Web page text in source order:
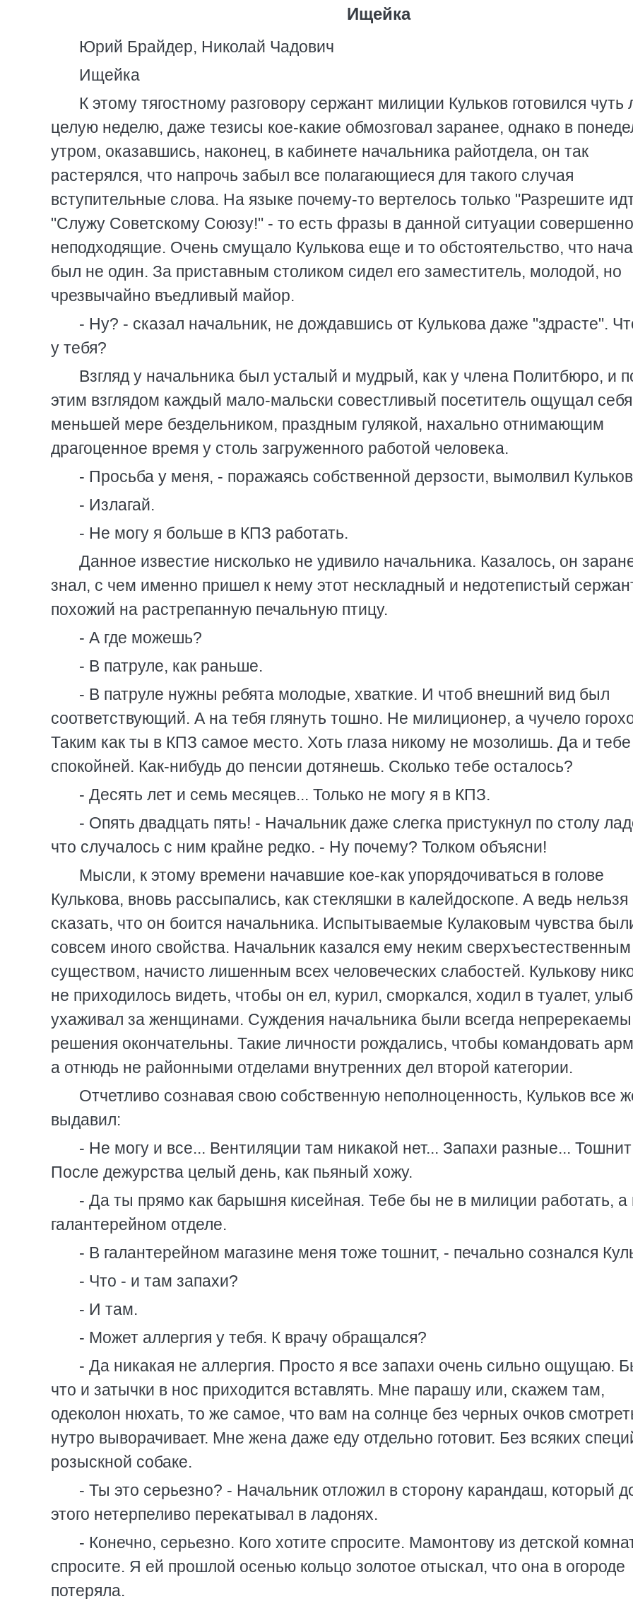
Ищейка
Юрий Брайдер, Николай Чадович
Ищейка
К этому тягостному разговору сержант милиции Кульков готовился чуть
целую неделю, даже тезисы кое-какие обмозговал заранее, однако в
утром, оказавшись, наконец, в кабинете начальника райотдела, он так
растерялся, что напрочь забыл все полагающиеся для такого случая
вступительные слова. На языке почему-то вертелось только "Разрешите
"Служу Советскому Союзу!" - то есть фразы в данной ситуации совершенно
неподходящие. Очень смущало Кулькова еще и то обстоятельство, что
был не один. За приставным столиком сидел его заместитель, молодой, но
чрезвычайно въедливый майор.
- Ну? - сказал начальник, не дождавшись от Кулькова даже "здрасте".
у тебя?
Взгляд у начальника был усталый и мудрый, как у члена Политбюро, и
этим взглядом каждый мало-мальски совестливый посетитель ощущал
меньшей мере бездельником, праздным гулякой, нахально отнимающим
драгоценное время у столь загруженного работой человека.
- Просьба у меня, - поражаясь собственной дерзости, вымолвил
- Излагай.
- Не могу я больше в КПЗ работать.
Данное известие нисколько не удивило начальника. Казалось, он
знал, с чем именно пришел к нему этот нескладный и недотепистый
похожий на растрепанную печальную птицу.
- А где можешь?
- В патруле, как раньше.
- В патруле нужны ребята молодые, хваткие. И чтоб внешний вид был
соответствующий. А на тебя глянуть тошно. Не милиционер, а чучело
Таким как ты в КПЗ самое место. Хоть глаза никому не мозолишь. Да и тебе
спокойней. Как-нибудь до пенсии дотянешь. Сколько тебе осталось?
- Десять лет и семь месяцев... Только не могу я в КПЗ.
- Опять двадцать пять! - Начальник даже слегка пристукнул по столу
что случалось с ним крайне редко. - Ну почему? Толком объясни!
Мысли, к этому времени начавшие кое-как упорядочиваться в голове
Кулькова, вновь рассыпались, как стекляшки в калейдоскопе. А ведь
сказать, что он боится начальника. Испытываемые Кулаковым чувства
совсем иного свойства. Начальник казался ему неким сверхъестественным
существом, начисто лишенным всех человеческих слабостей. Кулькову
не приходилось видеть, чтобы он ел, курил, сморкался, ходил в туалет,
ухаживал за женщинами. Суждения начальника были всегда
решения окончательны. Такие личности рождались, чтобы командовать
а отнюдь не районными отделами внутренних дел второй категории.
Отчетливо сознавая свою собственную неполноценность, Кульков все
выдавил:
- Не могу и все... Вентиляции там никакой нет... Запахи разные...
После дежурства целый день, как пьяный хожу.
- Да ты прямо как барышня кисейная. Тебе бы не в милиции работать, а
галантерейном отделе.
- В галантерейном магазине меня тоже тошнит, - печально сознался
- Что - и там запахи?
- И там.
- Может аллергия у тебя. К врачу обращался?
- Да никакая не аллергия. Просто я все запахи очень сильно ощущаю.
что и затычки в нос приходится вставлять. Мне парашу или, скажем там,
одеколон нюхать, то же самое, что вам на солнце без черных очков
нутро выворачивает. Мне жена даже еду отдельно готовит. Без всяких
розыскной собаке.
- Ты это серьезно? - Начальник отложил в сторону карандаш, который
этого нетерпеливо перекатывал в ладонях.
- Конечно, серьезно. Кого хотите спросите. Мамонтову из детской
спросите. Я ей прошлой осенью кольцо золотое отыскал, что она в огороде
потеряла.